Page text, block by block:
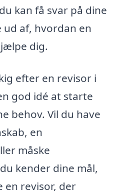
kan få svar på dine
af, hvordan en
dig.
efter en revisor i
god idé at starte
behov. Vil du have
en
måske
kender dine mål,
en revisor, der